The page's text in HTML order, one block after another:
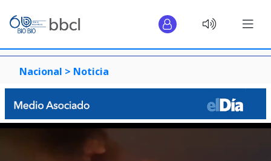
Nacional > Noticia